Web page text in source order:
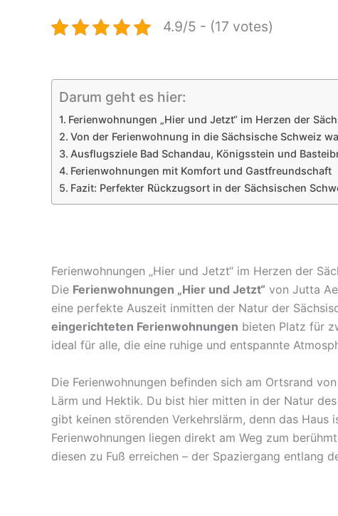
4.9/5 - (17 votes)
Darum geht es hier:
Ferienwohnungen „Hier und Jetzt“ im Herzen der
Von der Ferienwohnung in die Sächsische Schweiz
Ausflugsziele Bad Schandau, Königsstein und
Ferienwohnungen mit Komfort und Gastfreundschaft
Fazit: Perfekter Rückzugsort in der Sächsischen
Ferienwohnungen „Hier und Jetzt“ im Herzen der
Die Ferienwohnungen „Hier und Jetzt“ von Jutta
eine perfekte Auszeit inmitten der Natur der
eingerichteten Ferienwohnungen bieten Platz für
ideal für alle, die eine ruhige und entspannte
Die Ferienwohnungen befinden sich am Ortsrand
Lärm und Hektik. Du bist hier mitten in der Natur des
gibt keinen störenden Verkehrslärm, denn das Haus
Ferienwohnungen liegen direkt am Weg zum
diesen zu Fuß erreichen – der Spaziergang entlang